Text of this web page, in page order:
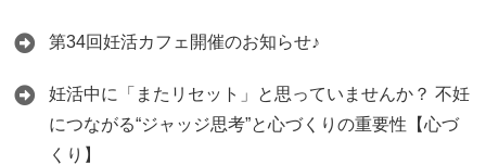
第34回妊活カフェ開催のお知らせ♪
妊活中に「またリセット」と思っていませんか？ 不妊
につながる“ジャッジ思考”と心づくりの重要性【心づ
くり】